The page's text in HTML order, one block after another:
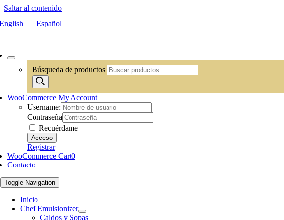
Saltar al contenido
English
Español
Búsqueda de productos
WooCommerce My Account
Username:
Contraseña
Recuérdame
Registrar
WooCommerce Cart0
Contacto
Toggle Navigation
Inicio
Chef Emulsionizer
Caldos y Sopas